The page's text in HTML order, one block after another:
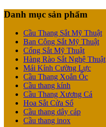
Danh mục sản phẩm
Cầu Thang Sắt Mỹ Thuật
Ban Công Sắt Mỹ Thuật
Cổng Sắt Mỹ Thuật
Hàng Rào Sắt Nghệ Thuật
Mái Kính Cường Lực
Cầu Thang Xoắn Ốc
Cầu thang kính
Cầu Thang Xương Cá
Hoa Sắt Cửa Sổ
Cầu thang dây cáp
Cầu thang inox